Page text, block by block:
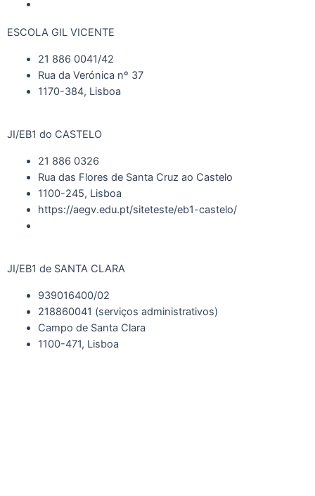
ESCOLA GIL VICENTE
21 886 0041/42
Rua da Verónica nº 37
1170-384, Lisboa
JI/EB1 do CASTELO
21 886 0326
Rua das Flores de Santa Cruz ao Castelo
1100-245, Lisboa
https://aegv.edu.pt/siteteste/eb1-castelo/
JI/EB1 de SANTA CLARA
939016400/02
218860041 (serviços administrativos)
Campo de Santa Clara
1100-471, Lisboa